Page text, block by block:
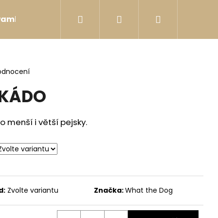
Postroje HračkyPřihlášení
menší i větší pejsky.
Zvolte variantu Značka:What the Dog